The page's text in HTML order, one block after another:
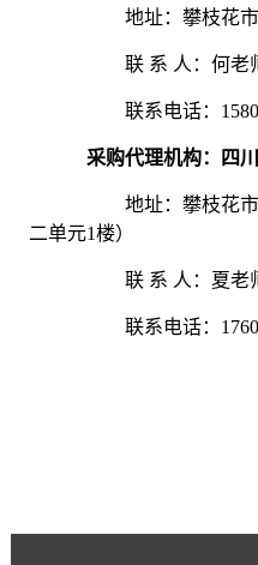
地址：攀枝花
联 系 人：何老
联系电话：
采购代理机构：四
地址： 攀枝花
二单元1楼）
联 系 人：夏老
联系电话：